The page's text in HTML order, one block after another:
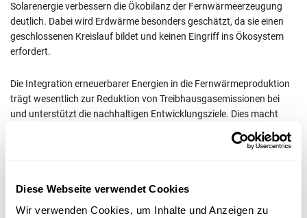
Diese Webseite verwendet Cookies
Wir verwenden Cookies, um Inhalte und Anzeigen zu
Solarenergie verbessern die Ökobilanz der Fernwärmeerzeugung
deutlich. Dabei wird Erdwärme besonders geschätzt, da sie einen
geschlossenen Kreislauf bildet und keinen Eingriff ins Ökosystem
erfordert.
Die Integration erneuerbarer Energien in die Fernwärmeproduktion
trägt wesentlich zur Reduktion von Treibhausgasemissionen bei
und unterstützt die nachhaltigen Entwicklungsziele. Dies macht
– Kraft-Wärme-Kopplung (KWK)